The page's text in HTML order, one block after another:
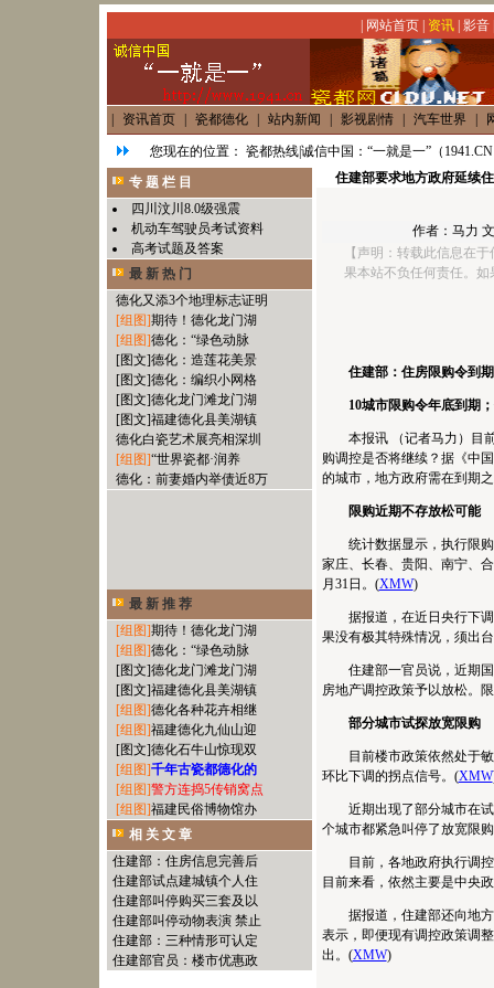
网站首页| 资讯| 影音
资讯首页 瓷都德化 站内新闻 影视剧情 汽车世界
您现在的位置： 瓷都热线|诚信中国：“一就是一”（
专 题 栏 目
四川汶川8.0级强震
机动车驾驶员考试资料
高考试题及答案
最 新 热 门
德化又添3个地理标志证明
[组图]期待！德化龙门湖
[组图]德化：“绿色动脉
[图文]德化：造莲花美景
[图文]德化：编织小网格
[图文]德化龙门滩龙门湖
[图文]福建德化县美湖镇
德化白瓷艺术展亮相深圳
[组图]“世界瓷都·润养
德化：前妻婚内举债近8万
最 新 推 荐
[组图]期待！德化龙门湖
[组图]德化：“绿色动脉
[图文]德化龙门滩龙门湖
[图文]福建德化县美湖镇
[组图]德化各种花卉相继
[组图]福建德化九仙山迎
[图文]德化石牛山惊现双
[组图]千年古瓷都德化的
[组图]警方连捣5传销窝点
[组图]福建民俗博物馆办
相 关 文 章
住建部：住房信息完善后
住建部试点建城镇个人住
住建部叫停购买三套及以
住建部叫停动物表演 禁止
住建部：三种情形可认定
住建部官员：楼市优惠政
住建部要求地方政府延续
作者： 马力
【声明：转载此信息在
果本站不负任何责任。
住建部：住房限购令到
10城市限购令年底到期
本报讯 （记者马力）目
购调控是否将继续？据《中
的城市，地方政府需在到期
限购近期不存放松可能
统计数据显示，执行限
家庄、长春、贵阳、南宁、
月31日。(XMW)
据报道，在近日央行下
果没有极其特殊情况，须出
住建部一官员说，近期
房地产调控政策予以放松。
部分城市试探放宽限购
目前楼市政策依然处于
环比下调的拐点信号。(XMW
近期出现了部分城市在
个城市都紧急叫停了放宽限
目前，各地政府执行调
目前来看，依然主要是中央
据报道，住建部还向地
表示，即便现有调控政策调
出。(XMW)